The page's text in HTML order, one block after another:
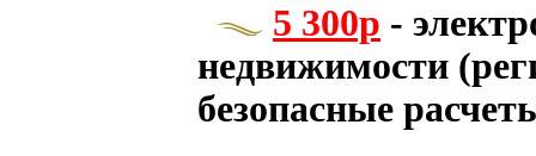
5 300р -
недвижимости
безопасные